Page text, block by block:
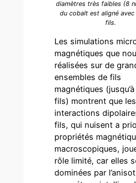
diamètres très faibles (8
du cobalt est aligné avec
fils.
Les simulations
magnétiques que
réalisées sur de
ensembles de fils
magnétiques
fils) montrent que les
interactions
fils, qui nuisent a
propriétés
macroscopiques,
rôle limité, car elles
dominées par